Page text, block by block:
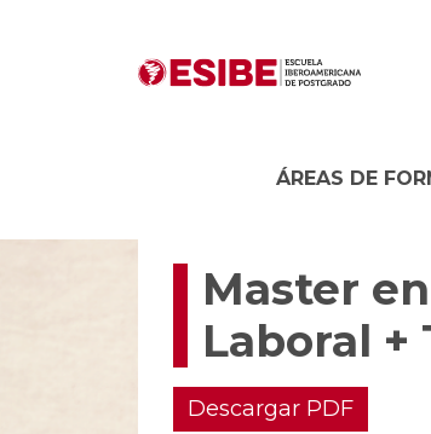
ÁREAS DE
Master
Laboral
Descargar PDF